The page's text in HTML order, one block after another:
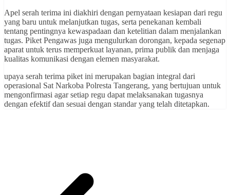
Apel serah terima ini diakhiri dengan pernyataan kesiapan dari regu
yang baru untuk melanjutkan tugas, serta penekanan kembali
tentang pentingnya kewaspadaan dan ketelitian dalam menjalankan
tugas. Piket Pengawas juga mengulurkan dorongan, kepada segenap
aparat untuk terus memperkuat layanan, prima publik dan menjaga
kualitas komunikasi dengan elemen masyarakat.
upaya serah terima piket ini merupakan bagian integral dari
operasional Sat Narkoba Polresta Tangerang, yang bertujuan untuk
mengonfirmasi agar setiap regu dapat melaksanakan tugasnya
dengan efektif dan sesuai dengan standar yang telah ditetapkan.